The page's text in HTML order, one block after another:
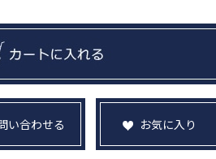
い合わせる お気に入り